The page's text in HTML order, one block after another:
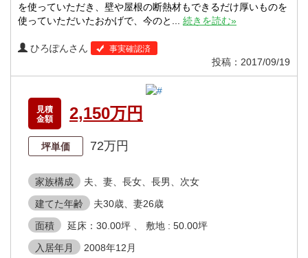
を使っていただき、壁や屋根の断熱材もできるだけ厚いものを
使っていただいたおかげで、今のと... 続きを読む»
ひろぽんさん 事実確認済
投稿：2017/09/19
見積
金額
2,150万円
坪単価 72万円
家族構成
夫、妻、長女、長男、次女
建てた年齢
夫30歳、妻26歳
面積
延床：30.00坪 、 敷地 : 50.00坪
入居年月
2008年12月